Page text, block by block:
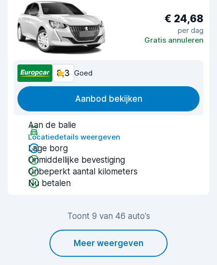
€ 24,68
per dag
Gratis annuleren
8,3 Goed
Aanbod bekijken
Aan de balie
Locatiedetails weergeven
Lage borg
Onmiddellijke bevestiging
Onbeperkt aantal kilometers
Nu betalen
Toont 9 van 46 auto's
Meer weergeven